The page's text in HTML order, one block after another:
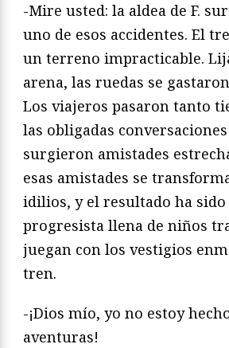
-Mire usted: la aldea de F.
uno de esos accidentes. El
un terreno impracticable.
arena, las ruedas se
Los viajeros pasaron tanto
las obligadas
surgieron amistades
esas amistades se
idilios, y el resultado ha sido
progresista llena de niños
juegan con los vestigios
tren.
-¡Dios mío, yo no estoy
aventuras!